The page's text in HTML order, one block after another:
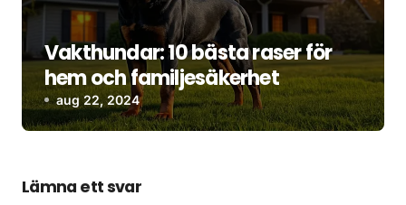
Vakthundar: 10 bästa raser för
hem och familjesäkerhet
aug 22, 2024
Lämna ett svar